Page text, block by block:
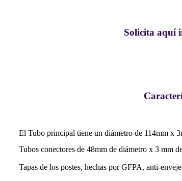
Solicita aquí
El Tubo principal tiene un diámetro de 114mm x
Tubos conectores de 48mm de diámetro x 3 mm
Tapas de los postes, hechas por GFPA, anti-